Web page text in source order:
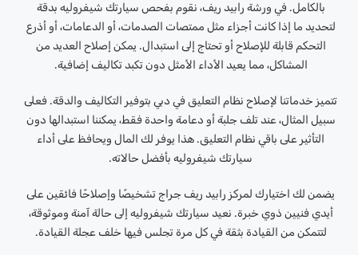
بالكامل. في ورشة رابيد ريف، نقوم بفحص سيارتك شيفروليه بدقة
لتحديد ما إذا كانت أجزاء مثل ممتصات الصدمات، أو الدعامات، أو أذرع
التحكم قابلة للإصلاح أو تحتاج إلى استبدال. يمكن إصلاح العديد من
المشاكل، مما يعيد الأداء الأمثل دون تكبد تكاليف إضافية.
تتميز خدماتنا لإصلاح نظام التعليق في دبي بتوفير التكاليف والدقة. فعلى
سبيل المثال، عند تلف جلبة أو دعامة واحدة فقط، يمكننا استبدالها دون
التأثير على باقي نظام التعليق. هذا يوفر لك المال ويحافظ على أداء
سيارتك شيفروليه بأفضل حالاته.
يضمن لك اختيارك لمركز رابيد ريف جراج تشخيصًا وإصلاحًا فائقين على
أيدي فنيين ذوي خبرة. نعيد سيارتك شيفروليه إلى حالة آمنة وموثوقة،
لتتمكن من القيادة بثقة في كل مرة تجلس فيها خلف عجلة القيادة.